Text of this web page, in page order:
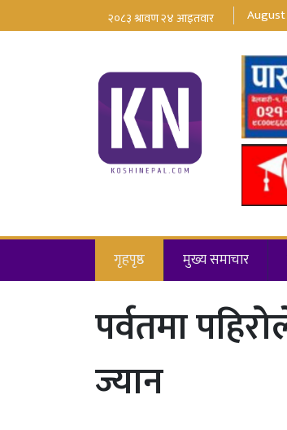
August
गृहपृष्ठ मुख्य समाचार
पर्वतमा
ज्यान